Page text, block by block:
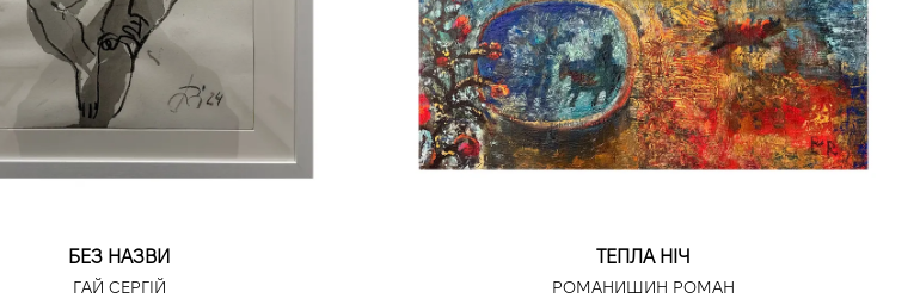
БЕЗ НАЗВИ
ГАЙ СЕРГІЙ
ТЕПЛА НІЧ
РОМАНИШИН РОМАН